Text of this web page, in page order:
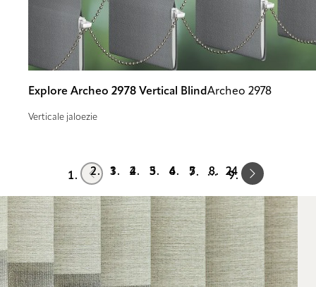
Explore Archeo 2978 Vertical BlindArcheo 2978
Verticale jaloezie
Prev 1 2 3 4 5 … 24 Next